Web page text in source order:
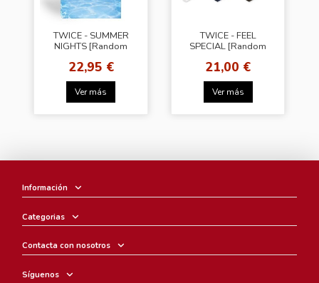
TWICE - SUMMER
NIGHTS [Random
22,95 €
Ver más
TWICE - FEEL
SPECIAL [Random
21,00 €
Ver más
Información
Categorias
Contacta con nosotros
Síguenos